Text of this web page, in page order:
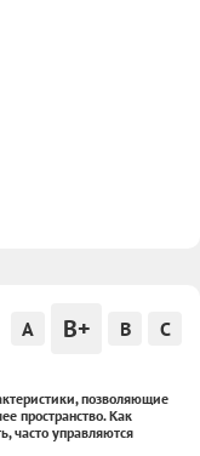
A B+ B C
позволяющие
пространство. Как
часто управляются